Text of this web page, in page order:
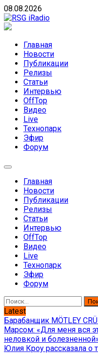
Skip
to
content
08.08.2026
направлений без
Главная
Новости
Публикации
Релизы
Статьи
Интервью
OffTop
Видео
Live
Технопарк
Эфир
Форум
Главная
Новости
Публикации
Релизы
Статьи
Интервью
OffTop
Видео
Live
Технопарк
Эфир
Форум
Найти:
Latest
Барабанщик MÖTLEY
Марсом: «Для меня вся
неловкой и
Юлия Кроу рассказала